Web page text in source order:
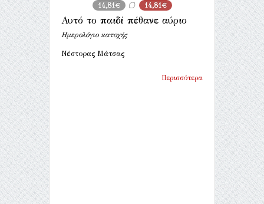
14,81€ 14,81€
Αυτό το παιδί πέθανε αύριο
Ημερολόγιο κατοχής
Νέστορας Μάτσας
Περισσότερα